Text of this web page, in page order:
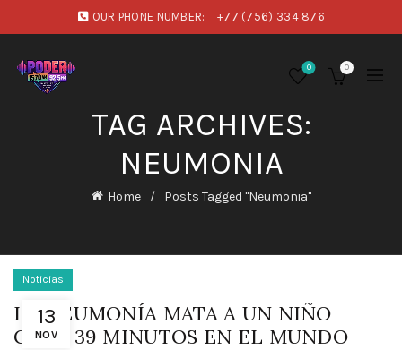
OUR PHONE NUMBER: +77 (756) 334 876
0 0
TAG ARCHIVES:
NEUMONIA
Home Posts Tagged "Neumonia"
13
NOV
Noticias
LA NEUMONÍA MATA A UN NIÑO
CADA 39 MINUTOS EN EL MUNDO